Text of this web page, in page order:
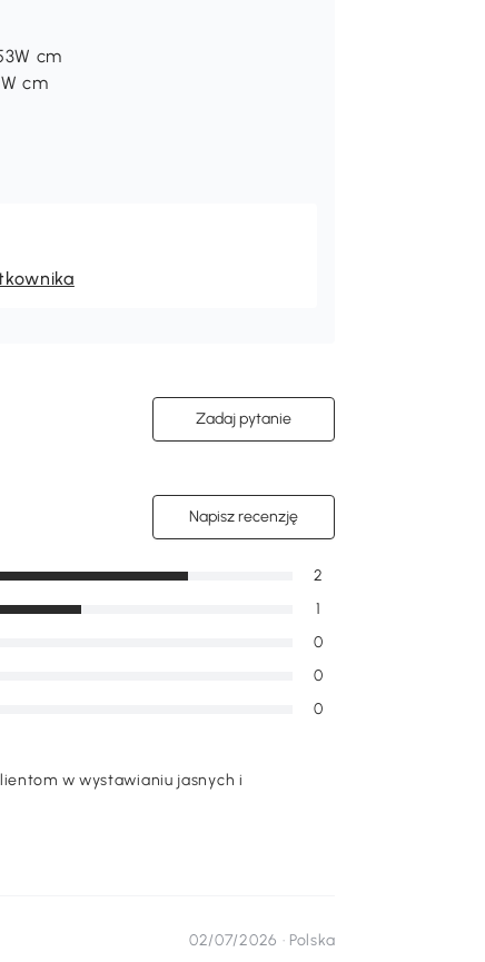
cm
cm
Zadaj pytanie
Napisz recenzję
0
0
0
1
2
w wystawianiu jasnych i
02/07/2026 · Polska